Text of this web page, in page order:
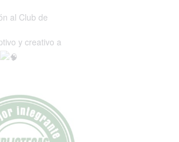
al Club de
y creativo a